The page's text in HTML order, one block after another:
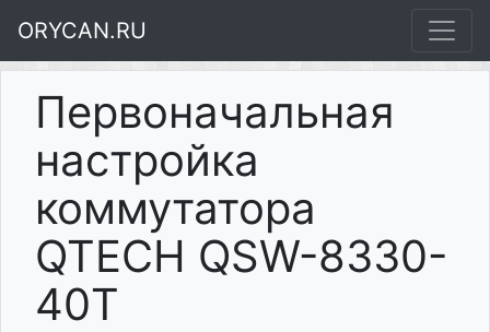
ORYCAN.RU
Первоначальная
настройка
коммутатора
QTECH QSW-8330-
40T